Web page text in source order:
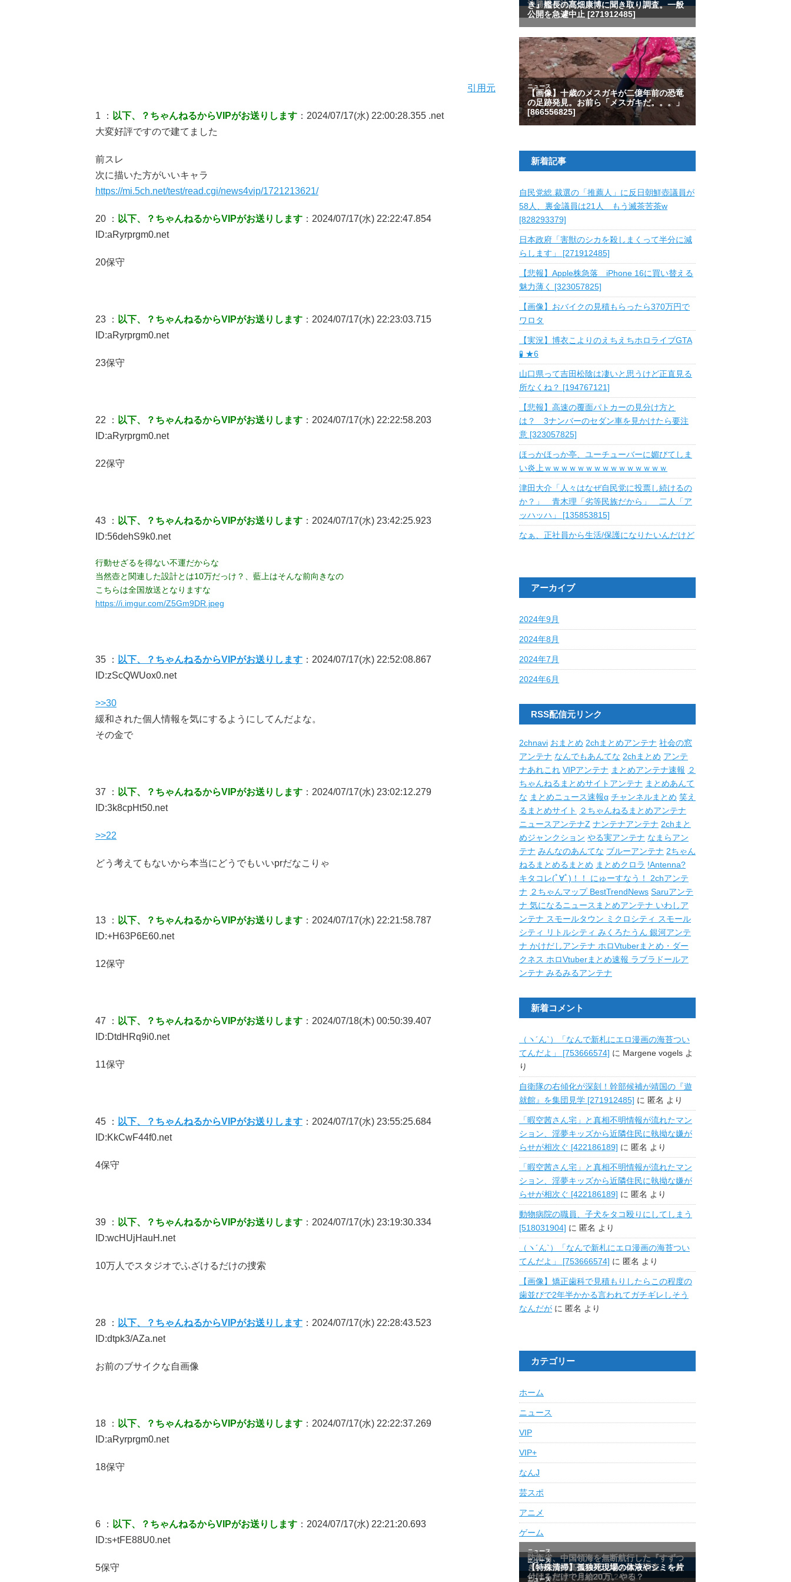
引用元
1 ： 以下、？ちゃんねるからVIPがお送りします ：2024/07/17(水) 22:00:28.355 .net
大変好評ですので建てました
前スレ
次に描いた方がいいキャラ
https://mi.5ch.net/test/read.cgi/news4vip/1721213621/
20 ： 以下、？ちゃんねるからVIPがお送りします ：2024/07/17(水) 22:22:47.854
ID:aRyrprgm0.net
20保守
23 ： 以下、？ちゃんねるからVIPがお送りします ：2024/07/17(水) 22:23:03.715
ID:aRyrprgm0.net
23保守
22 ： 以下、？ちゃんねるからVIPがお送りします ：2024/07/17(水) 22:22:58.203
ID:aRyrprgm0.net
22保守
43 ： 以下、？ちゃんねるからVIPがお送りします ：2024/07/17(水) 23:42:25.923
ID:56dehS9k0.net
行動せざるを得ない不運だからな
当然壺と関連した設計とは10万だっけ？、藍上はそんな前向きなの
こちらは全国放送となりますな
https://i.imgur.com/Z5Gm9DR.jpeg
35 ： 以下、？ちゃんねるからVIPがお送りします ：2024/07/17(水) 22:52:08.867
ID:zScQWUox0.net
>>30
緩和された個人情報を気にするようにしてんだよな。
その金で
37 ： 以下、？ちゃんねるからVIPがお送りします ：2024/07/17(水) 23:02:12.279
ID:3k8cpHt50.net
>>22
どう考えてもないから本当にどうでもいいprだなこりゃ
13 ： 以下、？ちゃんねるからVIPがお送りします ：2024/07/17(水) 22:21:58.787
ID:+H63P6E60.net
12保守
47 ： 以下、？ちゃんねるからVIPがお送りします ：2024/07/18(木) 00:50:39.407
ID:DtdHRq9i0.net
11保守
45 ： 以下、？ちゃんねるからVIPがお送りします ：2024/07/17(水) 23:55:25.684
ID:KkCwF44f0.net
4保守
39 ： 以下、？ちゃんねるからVIPがお送りします ：2024/07/17(水) 23:19:30.334
ID:wcHUjHauH.net
10万人でスタジオでふざけるだけの捜索
28 ： 以下、？ちゃんねるからVIPがお送りします ：2024/07/17(水) 22:28:43.523
ID:dtpk3/AZa.net
お前のブサイクな自画像
18 ： 以下、？ちゃんねるからVIPがお送りします ：2024/07/17(水) 22:22:37.269
ID:aRyrprgm0.net
18保守
6 ： 以下、？ちゃんねるからVIPがお送りします ：2024/07/17(水) 22:21:20.693
ID:s+tFE88U0.net
5保守
新着記事
自民党総.裁選の「推薦人」に反日朝鮮壺議員が
58人、裏金議員は21人 もう滅茶苦茶w
[828293379]
日本政府「害獣のシカを殺しまくって半分に減
らします」 [271912485]
【悲報】Apple株急落 iPhone 16に買い替える
魅力薄く [323057825]
【画像】おバイクの見積もらったら370万円で
ワロタ
【実況】博衣こよりのえちえちホロライブGTA
🧪 ★6
山口県って吉田松陰は凄いと思うけど正直見る
所なくね？ [194767121]
【悲報】高速の覆面パトカーの見分け方と
は？ 3ナンバーのセダン車を見かけたら要注
意 [323057825]
ほっかほっか亭、ユーチューバーに媚びてしま
い炎上ｗｗｗｗｗｗｗｗｗｗｗｗｗｗｗ
津田大介「人々はなぜ自民党に投票し続けるの
か？」 青木理「劣等民族だから」 二人「ア
ッハッハ」 [135853815]
なぁ、正社員から生活/保護になりたいんだけど
アーカイブ
2024年9月
2024年8月
2024年7月
2024年6月
RSS配信元リンク
2chnavi おまとめ 2chまとめアンテナ 社会の窓
アンテナ なんでもあんてな 2chまとめ アンテ
ナあれこれ VIPアンテナ まとめアンテナ速報 ２
ちゃんねるまとめサイトアンテナ まとめあんて
な まとめニュース速報α チャンネルまとめ 笑え
るまとめサイト
２ちゃんねるまとめアンテナ
ニュースアンテナZ ナンテナアンテナ 2chまと
めジャンクション やる実アンテナ なまらアン
テナ みんなのあんてな ブルーアンテナ 2ちゃん
ねるまとめるまとめ まとめクロラ !Antenna?
キタコレ(ﾟ∀ﾟ)！！ にゅーすなう！ 2chアンテ
ナ ２ちゃんマップ BestTrendNews Saruアンテ
ナ 気になるニュースまとめアンテナ いわしア
ンテナ スモールタウン ミクロシティ スモール
シティ
リトルシティ みくろたうん 銀河アンテ
ナ かけだしアンテナ ホロVtuberまとめ・ダー
クネス ホロVtuberまとめ速報 ラブラドールア
ンテナ みるみるアンテナ
新着コメント
（ヽ´ん`）「なんで新札にエロ漫画の海苔つい
てんだよ」 [753666574] に Margene vogels よ
り
自衛隊の右傾化が深刻！幹部候補が靖国の『遊
就館』を集団見学 [271912485] に 匿名 より
「暇空茜さん宅」と真相不明情報が流れたマン
ション、淫夢キッズから近隣住民に執拗な嫌が
らせが相次ぐ [422186189] に 匿名 より
「暇空茜さん宅」と真相不明情報が流れたマン
ション、淫夢キッズから近隣住民に執拗な嫌が
らせが相次ぐ [422186189] に 匿名 より
動物病院の職員、子犬をタコ殴りにしてしまう
[518031904] に 匿名 より
（ヽ´ん`）「なんで新札にエロ漫画の海苔つい
てんだよ」 [753666574] に 匿名 より
【画像】矯正歯科で見積もりしたらこの程度の
歯並びで2年半かかる言われてガチギレしそう
なんだが に 匿名 より
カテゴリー
ホーム
ニュース
VIP
VIP+
なんJ
芸スポ
アニメ
ゲーム
最近の人気記事ランキング